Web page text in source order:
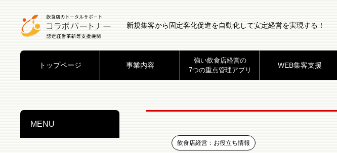
新規集客から固定客化促進を自動化して安定経営を実現する！
トップページ 事業内容
強い飲食店経営の
7つの重点管理アプリ
WEB集客支援
飲食店経営：お役立ち情報
MENU